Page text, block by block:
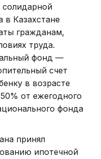
Казахстане
гражданам,
труда.
фонд —
счет
в возрасте
от ежегодного
фонда
принял
ипотечной